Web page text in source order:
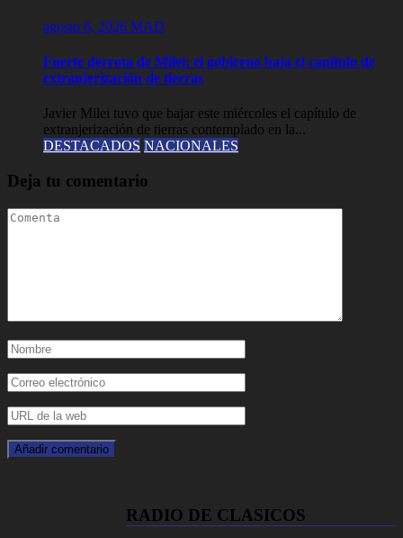
agosto 6, 2026 MAD
Fuerte derrota de Milei: el gobierno baja el capítulo de
extranjerización de tierras
Javier Milei tuvo que bajar este miércoles el capítulo de
extranjerización de tierras contemplado en la...
DESTACADOS NACIONALES
Deja tu comentario
RADIO DE CLASICOS